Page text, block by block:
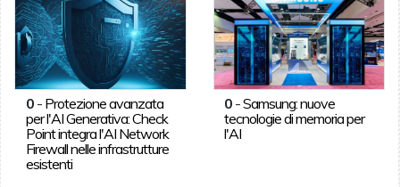
0- Protezione avanzata
per l'AI Generativa: Check
Point integra l'AI Network
Firewall nelle infrastrutture
esistenti
0 -Samsung: nuove
tecnologie di memoria per
l'AI